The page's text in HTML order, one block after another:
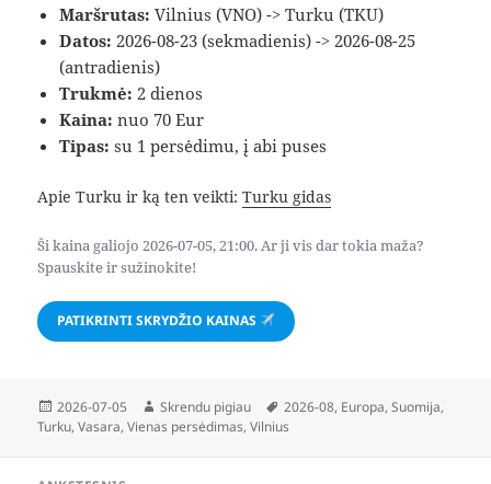
Maršrutas: Vilnius (VNO) -> Turku (TKU)
Datos: 2026-08-23 (sekmadienis) -> 2026-08-25
(antradienis)
Trukmė: 2 dienos
Kaina: nuo 70 Eur
Tipas: su 1 persėdimu, į abi puses
Apie Turku ir ką ten veikti:Turku gidas
Ši kaina galiojo 2026-07-05, 21:00. Ar ji vis dar tokia maža?
Spauskite ir sužinokite!
PATIKRINTI SKRYDŽIO KAINAS
Paskelbta
2026-07-05 Autorius
Skrendu pigiau Žymos
2026-08, Europa,Suomija,
Turku,Vasara,Vienas persėdimas,Vilnius